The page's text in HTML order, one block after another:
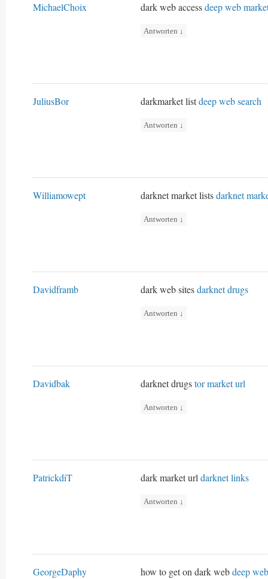
MichaelChoix dark web accessdeep web
Antworten ↓
JuliusBor darkmarket listdeep web search
Antworten ↓
Williamowept darknet market listsdarknet
Antworten ↓
Davidframb dark web sitesdarknet drugs
Antworten ↓
Davidbak darknet drugstor market url
Antworten ↓
PatrickdiT dark market urldarknet links
Antworten ↓
GeorgeDaphy how to get on dark webdeep